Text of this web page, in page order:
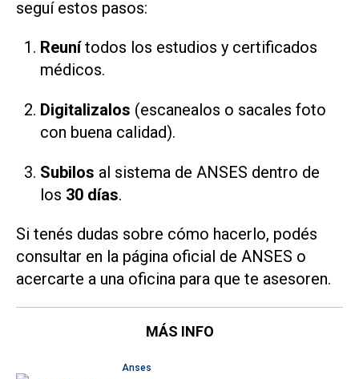
seguí estos pasos:
Reunítodos los estudios y certificados
médicos.
Digitalizalos (escanealos o sacales foto
con buena calidad).
Subilos al sistema de ANSES dentro de
los 30 días.
Si tenés dudas sobre cómo hacerlo, podés
consultar en la página oficial de ANSES o
acercarte a una oficina para que te asesoren.
MÁS INFO
Anses